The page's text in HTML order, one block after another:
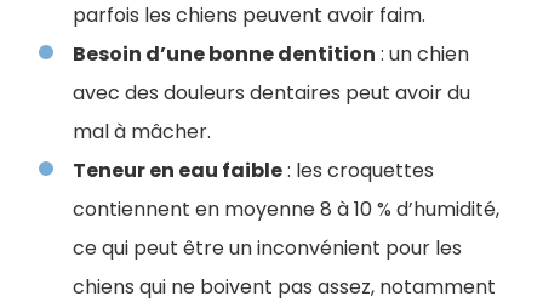
parfois les chiens peuvent avoir faim.
Besoin d’une bonne dentition : un chien
avec des douleurs dentaires peut avoir du
mal à mâcher.
Teneur en eau faible: les croquettes
contiennent en moyenne 8 à 10 % d’humidité,
ce qui peut être un inconvénient pour les
chiens qui ne boivent pas assez, notamment